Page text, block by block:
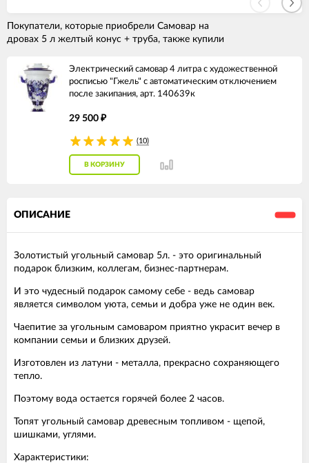
Покупатели, которые приобрели Самовар на
дровах 5 л желтый конус + труба, также купили
Электрический самовар 4 литра с художественной
росписью "Гжель" с автоматическим отключением
после закипания, арт. 140639к
29 500 ₽
(10)
В КОРЗИНУ
ОПИСАНИЕ
Золотистый угольный самовар 5л. - это оригинальный
подарок близким, коллегам, бизнес-партнерам.
И это чудесный подарок самому себе - ведь самовар
является символом уюта, семьи и добра уже не один век.
Чаепитие за угольным самоваром приятно украсит вечер в
компании семьи и близких друзей.
Изготовлен из латуни - металла, прекрасно сохраняющего
тепло.
Поэтому вода остается горячей более 2 часов.
Топят угольный самовар древесным топливом - щепой,
шишками, углями.
Характеристики: